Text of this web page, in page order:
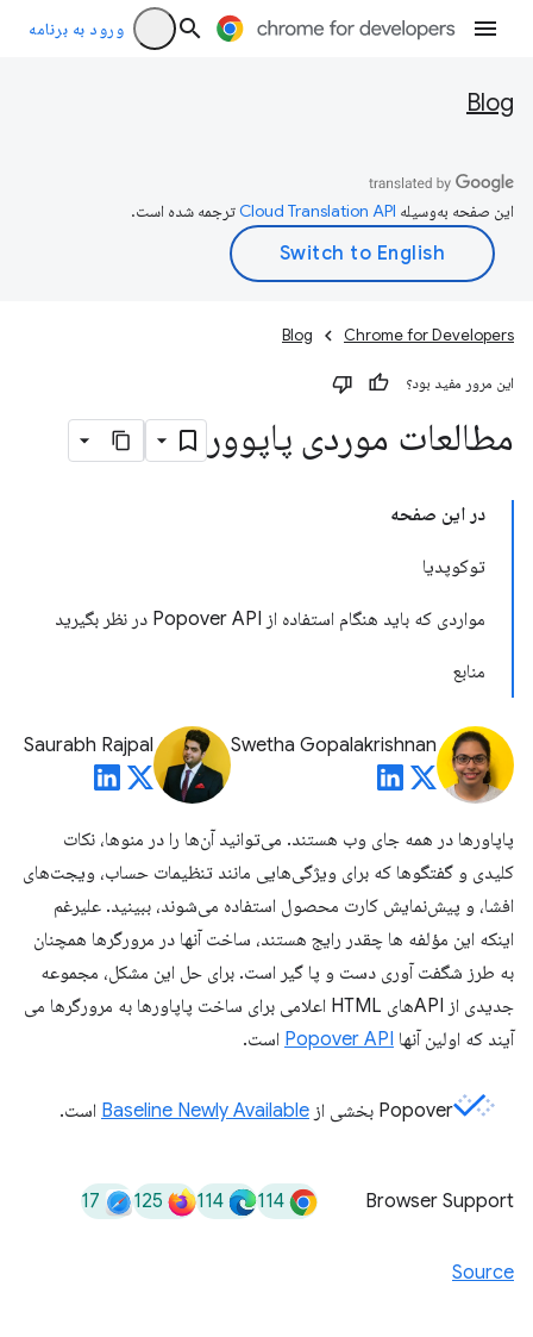
ورود به برنامه
Blog
این صفحه به‌وسیله ترجمه شده است.
Chrome for Developers
Blog
این مرور مفید بود؟
مطالعات موردی پاپوور
در این صفحه
توکوپدیا
مواردی که باید هنگام استفاده از Popover API در نظر بگیرید
منابع
Swetha Gopalakrishnan
Saurabh Rajpal
پاپاورها در همه جای وب هستند. می‌توانید آن‌ها را در منوها، نکات
کلیدی و گفتگوها که برای ویژگی‌هایی مانند تنظیمات حساب، ویجت‌های
افشا، و پیش‌نمایش کارت محصول استفاده می‌شوند، ببینید. علیرغم
اینکه این مؤلفه ها چقدر رایج هستند، ساخت آنها در مرورگرها همچنان
به طرز شگفت آوری دست و پا گیر است. برای حل این مشکل، مجموعه
جدیدی از APIهای HTML اعلامی برای ساخت پاپاورها به مرورگرها می
آیند که اولین آنها Popover API است.
Popover بخشی از Baseline Newly Available است.
Browser Support
114
114
125
17
Source